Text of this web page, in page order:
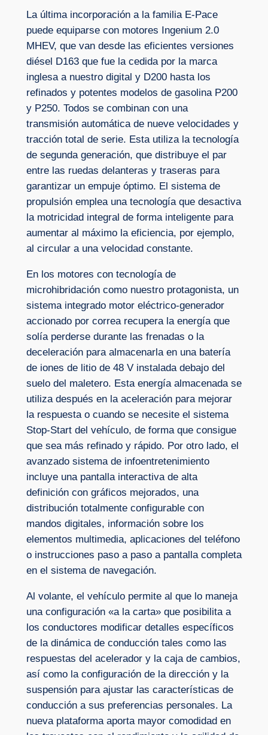
La última incorporación a la familia E-Pace
puede equiparse con motores Ingenium 2.0
MHEV, que van desde las eficientes versiones
diésel D163 que fue la cedida por la marca
inglesa a nuestro digital y D200 hasta los
refinados y potentes modelos de gasolina P200
y P250. Todos se combinan con una
transmisión automática de nueve velocidades y
tracción total de serie. Esta utiliza la tecnología
de segunda generación, que distribuye el par
entre las ruedas delanteras y traseras para
garantizar un empuje óptimo. El sistema de
propulsión emplea una tecnología que desactiva
la motricidad integral de forma inteligente para
aumentar al máximo la eficiencia, por ejemplo,
al circular a una velocidad constante.
En los motores con tecnología de
microhibridación como nuestro protagonista, un
sistema integrado motor eléctrico-generador
accionado por correa recupera la energía que
solía perderse durante las frenadas o la
deceleración para almacenarla en una batería
de iones de litio de 48 V instalada debajo del
suelo del maletero. Esta energía almacenada se
utiliza después en la aceleración para mejorar
la respuesta o cuando se necesite el sistema
Stop-Start del vehículo, de forma que consigue
que sea más refinado y rápido. Por otro lado, el
avanzado sistema de infoentretenimiento
incluye una pantalla interactiva de alta
definición con gráficos mejorados, una
distribución totalmente configurable con
mandos digitales, información sobre los
elementos multimedia, aplicaciones del teléfono
o instrucciones paso a paso a pantalla completa
en el sistema de navegación.
Al volante, el vehículo permite al que lo maneja
una configuración «a la carta» que posibilita a
los conductores modificar detalles específicos
de la dinámica de conducción tales como las
respuestas del acelerador y la caja de cambios,
así como la configuración de la dirección y la
suspensión para ajustar las características de
conducción a sus preferencias personales. La
nueva plataforma aporta mayor comodidad en